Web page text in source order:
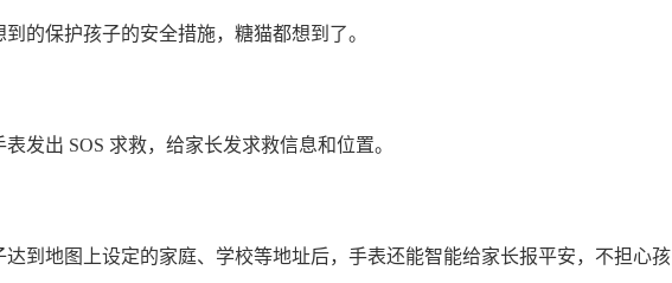
到的保护孩子的安全措施，糖猫都想到了。
表发出 SOS 求救，给家长发求救信息和位置。
达到地图上设定的家庭、学校等地址后，手表还能智能给家长报平安，不担心孩